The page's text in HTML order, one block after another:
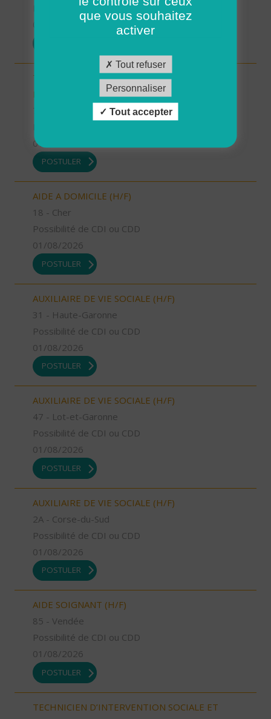
Possibilité de CDI ou CDD
TECHNICIEN D’INTERVENTION SOCIALE ET
FAMILIALE (H/F)
70 - Haute-Saône
01/08/2026
POSTULER
AIDE A DOMICILE (H/F)
18 - Cher
Possibilité de CDI ou CDD
01/08/2026
POSTULER
AUXILIAIRE DE VIE SOCIALE (H/F)
31 - Haute-Garonne
Possibilité de CDI ou CDD
01/08/2026
POSTULER
AUXILIAIRE DE VIE SOCIALE (H/F)
47 - Lot-et-Garonne
Possibilité de CDI ou CDD
01/08/2026
POSTULER
AUXILIAIRE DE VIE SOCIALE (H/F)
2A - Corse-du-Sud
Possibilité de CDI ou CDD
01/08/2026
POSTULER
AIDE SOIGNANT (H/F)
85 - Vendée
Possibilité de CDI ou CDD
01/08/2026
POSTULER
TECHNICIEN D’INTERVENTION SOCIALE ET
que vous souhaitez
activer
Tout refuser
Personnaliser
Tout accepter